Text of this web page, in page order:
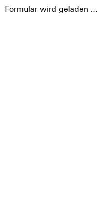
Formular wird geladen ...